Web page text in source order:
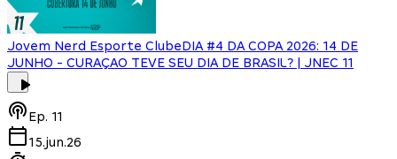
Jovem Nerd Esporte ClubeDIA #4 DA COPA 2026: 14 DE
JUNHO - CURAÇAO TEVE SEU DIA DE BRASIL? | JNEC 11
Ep. 11
15.jun.26